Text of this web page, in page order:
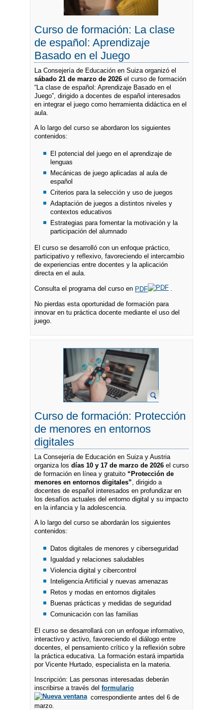
Curso de formación: La clase
de español: Aprendizaj​e
Basado en el Juego
La Consejería de Educación en Suiza organizó el
sábado 21 de marzo de 2026 el curso de formación
“La clase de español: Aprendizaje Basado en el
Juego”, dirigido a docentes de español interesados
en integrar el juego como herramienta didáctica en el
aula.
A lo largo del curso se abordaron los siguientes
contenidos:
El potencial del juego en el aprendizaje de
lenguas
Mecánicas de juego aplicadas al aula de
español
Criterios para la selección y uso de juegos
Adaptación de juegos a distintos niveles y
contextos educativos
Estrategias para fomentar la motivación y la
participación del alumnado
El curso se desarrolló con un enfoque práctico,
participativo y reflexivo, favoreciendo el intercambio
de experiencias entre docentes y la aplicación
directa en el aula.
Consulta el programa del curso en PDF
.
No pierdas esta oportunidad de formación para
innovar en tu práctica docente mediante el uso del
juego.
Curso de formación: Protección
de menores en entornos
digitales
La Consejería de Educación en Suiza y Austria
organiza los días 10 y 17 de marzo de 2026 el curso
de formación en línea y gratuito “Protección de
menores en entornos digitales”, dirigido a
docentes de español interesados en profundizar en
los desafíos actuales del entorno digital y su impacto
en la infancia y la adolescencia.
A lo largo del curso se abordarán los siguientes
contenidos:
Datos digitales de menores y ciberseguridad
Igualdad y relaciones saludables
Violencia digital y cibercontrol
Inteligencia Artificial y nuevas amenazas
Retos y modas en entornos digitales
Buenas prácticas y medidas de seguridad
Comunicación con las familias
El curso se desarrollará con un enfoque informativo,
interactivo y activo, favoreciendo el diálogo entre
docentes, el pensamiento crítico y la reflexión sobre
la práctica educativa. La formación estará impartida
por Vicente Hurtado, especialista en la materia.
Inscripción: Las personas interesadas deberán
inscribirse a través del formulario
correspondiente antes del 6 de
marzo.